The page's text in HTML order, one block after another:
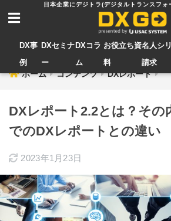
DX事
例
DXセミナ
ー
DXコラ
ム
お役立ち資
料
名人シ
請求
ホーム コンテンツ DXレポート
DXレポート2.2とは？その
でのDXレポートとの違い
2023年1月23日